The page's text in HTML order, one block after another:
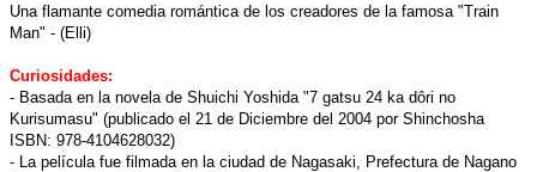
Una flamante comedia romántica de los creadores de la famosa "Train
Man" - (Elli)
Curiosidades:
- Basada en la novela de Shuichi Yoshida "7 gatsu 24 ka dôri no
Kurisumasu" (publicado el 21 de Diciembre del 2004 por Shinchosha
ISBN: 978-4104628032)
- La película fue filmada en la ciudad de Nagasaki, Prefectura de Nagano